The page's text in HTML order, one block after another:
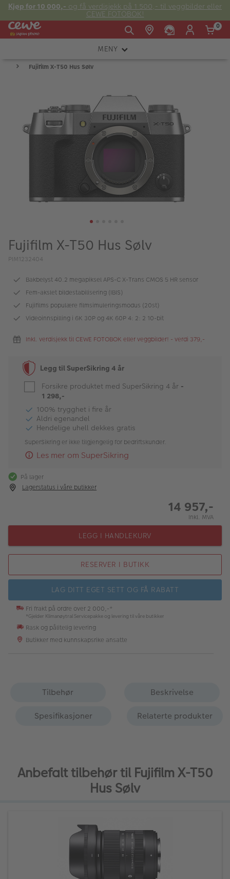
Kjøp for 10 000,- og få verdisjekk på 1 500,- til veggbilder eller
CEWE FOTOBOK!
Fre:
E-post:
kundeservice@japanphoto.no
0
MENY
KAMERA
FOTOTILBEHØR
LYS OG STUDIO
Kampanjer
Merker
Bildeprodukter
Inspirasjon
Butikkoversikt
Fujifilm X-T50 Hus Sølv
Fujifilm X-T50 Hus Sølv
PIM1232404
Bakbelyst 40.2 megapiksel APS-C X-Trans CMOS 5 HR sensor
Fem-akslet bildestabilisering (IBIS)
Fujifilms populære filmsimuleringsmodus (20st)
Videoinnspilling i 6K 30P og 4K 60P 4: 2: 2 10-bit
Inkl. verdisjekk til CEWE FOTOBOK eller veggbilder! - verdi 379,-
Legg til SuperSikring 4 år
Forsikre produktet med SuperSikring 4 år -
1 298,-
100% trygghet i fire år
Aldri egenandel
Hendelige uhell dekkes gratis
SuperSikring er ikke tilgjengelig for bedriftskunder.
Les mer om SuperSikring
På lager
Lagerstatus i våre butikker
14 957,-
Inkl. MVA
LEGG I HANDLEKURV
RESERVER I BUTIKK
LAG DITT EGET SETT OG FÅ RABATT
Fri frakt på ordre over 2 000,-*
*Gjelder Klimanøytral Servicepakke og levering til våre butikker
Rask og pålitelig levering
Butikker med kunnskapsrike ansatte
Tilbehør
Beskrivelse
Spesifikasjoner
Relaterte produkter
Anbefalt tilbehør til Fujifilm X-T50
Hus Sølv